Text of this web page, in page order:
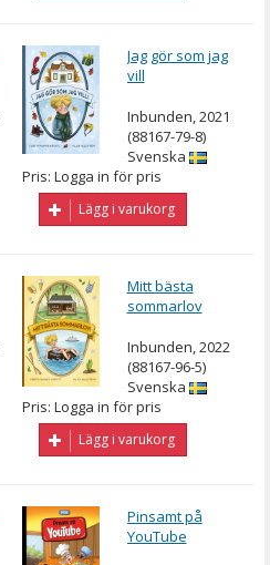
Jag gör som jag
vill
Inbunden, 2021
(88167-79-8)
Svenska
Pris: Logga in för pris
Lägg i varukorg
Mitt bästa
sommarlov
Inbunden, 2022
(88167-96-5)
Svenska
Pris: Logga in för pris
Lägg i varukorg
Pinsamt på
YouTube